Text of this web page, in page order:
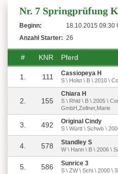
Nr. 7 Springprüfung
Beginn:
18.10.2015 09:30
Anzahl Starter: 26
# KNR Pferd
1. 111 Cassiopeya H
S \ Holst \ B \ 2010 \
2. 155
Chiara H
S \ Rhld \ B \ 2005 \
GmbH,Zellner,Marie
3. 492 Original Cindy
S \ Württ \ Schwb \
4. 578 Standley S
W \ Hann \ B \ 2006 \
5. 586 Sunrice 3
S \ ZW \ Schi \ 2000 \